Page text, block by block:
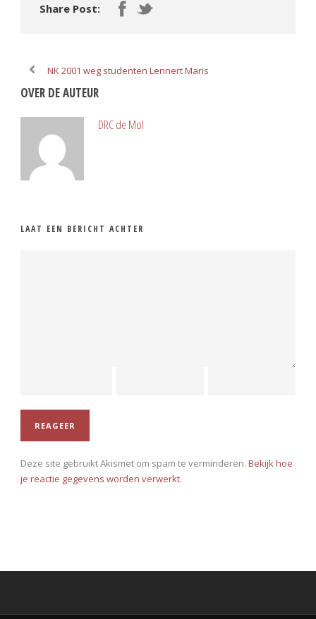
Share Post:
NK 2001 weg studenten Lennert Maris
OVER DE AUTEUR
DRC de Mol
LAAT EEN BERICHT ACHTER
Deze site gebruikt Akismet om spam te verminderen. Bekijk hoe
je reactie gegevens worden verwerkt.